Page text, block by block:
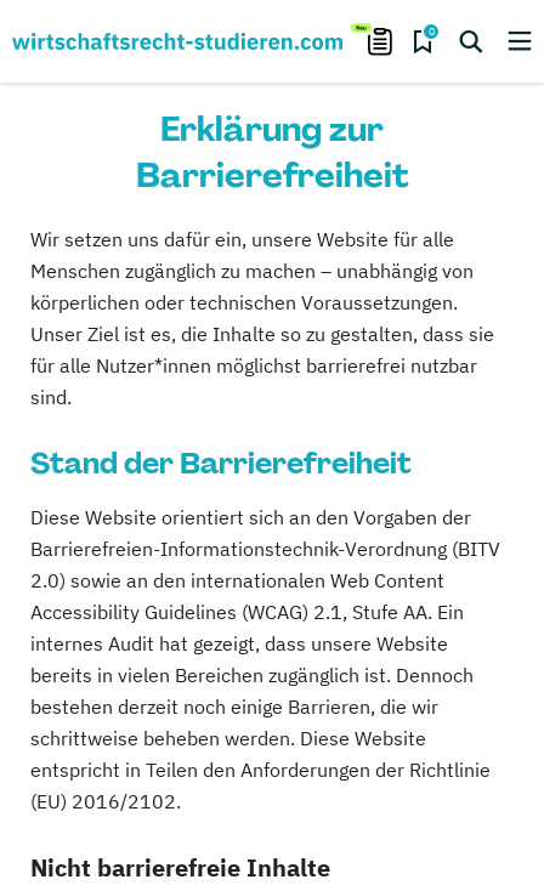
0
Erklärung zur
Barrierefreiheit
Wir setzen uns dafür ein, unsere Website für alle
Menschen zugänglich zu machen – unabhängig von
körperlichen oder technischen Voraussetzungen.
Unser Ziel ist es, die Inhalte so zu gestalten, dass sie
für alle Nutzer*innen möglichst barrierefrei nutzbar
sind.
Stand der Barrierefreiheit
Diese Website orientiert sich an den Vorgaben der
Barrierefreien-Informationstechnik-Verordnung (BITV
2.0) sowie an den internationalen Web Content
Accessibility Guidelines (WCAG) 2.1, Stufe AA. Ein
internes Audit hat gezeigt, dass unsere Website
bereits in vielen Bereichen zugänglich ist. Dennoch
bestehen derzeit noch einige Barrieren, die wir
schrittweise beheben werden. Diese Website
entspricht in Teilen den Anforderungen der Richtlinie
(EU) 2016/2102.
Nicht barrierefreie Inhalte